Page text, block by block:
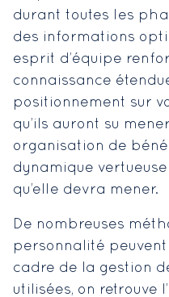
durant toutes les
des informations
esprit d’équipe
connaissance
positionnement sur
qu’ils auront su
organisation de
dynamique
qu’elle devra mener.
De nombreuses
personnalité
cadre de la gestion
utilisées, on retrouve